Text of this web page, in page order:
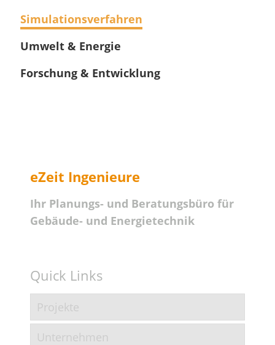
Simulationsverfahren
Umwelt & Energie
Forschung & Entwicklung
eZeit Ingenieure
Ihr Planungs- und Beratungsbüro für
Gebäude- und Energietechnik
Quick Links
Projekte
Unternehmen